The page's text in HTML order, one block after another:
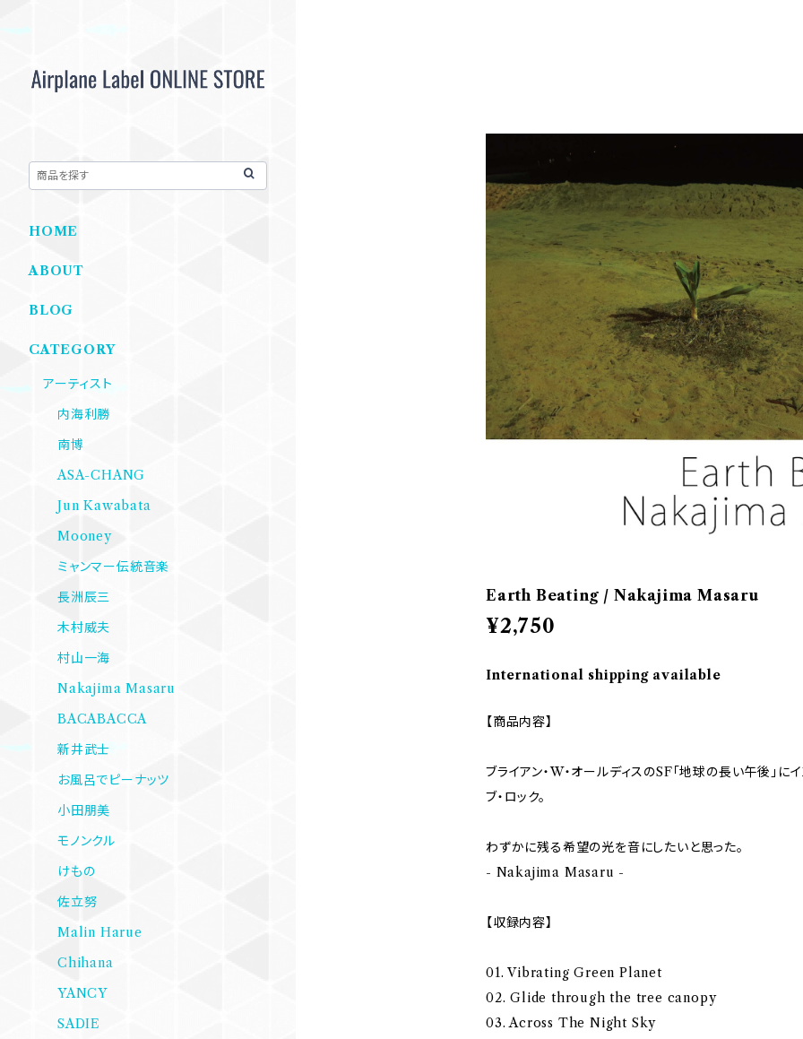
Earth Beating / Nakajima Masaru
¥2,750
International shipping available
【商品内容】
ブライアン・W・オールディスのSF「地球の長い午後」に
ブ・ロック。
わずかに残る希望の光を音にしたいと思った。
- Nakajima Masaru -
【収録内容】
01. Vibrating Green Planet
02. Glide through the tree canopy
03. Across The Night Sky
HOME
ABOUT
BLOG
CATEGORY
アーティスト
内海利勝
南博
ASA-CHANG
Jun Kawabata
Mooney
ミャンマー伝統音楽
長洲辰三
木村威夫
村山一海
Nakajima Masaru
BACABACCA
新井武士
お風呂でピーナッツ
小田朋美
モノンクル
けもの
佐立努
Malin Harue
Chihana
YANCY
SADIE